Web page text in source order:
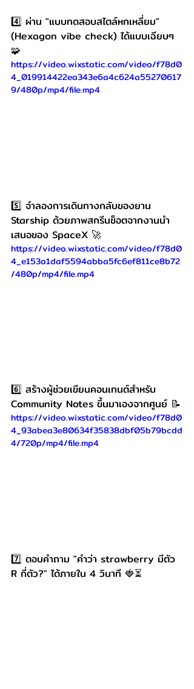
4️⃣ ผ่าน "แบบทดสอบสไตล์หกเหลี่ยม"
(Hexagon vibe check) ได้แบบเฉียบๆ
🧩
https://video.wixstatic.com/video/f78d0
4_019914422ea343e6a4c624a55270617
9/480p/mp4/file.mp4
5️⃣ จำลองการเดินทางกลับของยาน
Starship ด้วยภาพสกรีนช็อตจากงานนำ
เสนอของ SpaceX 🚀
https://video.wixstatic.com/video/f78d0
4_e153a1daf5594abba5fc6ef811ce8b72
/480p/mp4/file.mp4
6️⃣ สร้างผู้ช่วยเขียนคอนเทนต์สำหรับ
Community Notes ขึ้นมาเองจากศูนย์ 📝
https://video.wixstatic.com/video/f78d0
4_93abea3e80634f35838dbf05b79bcdd
4/720p/mp4/file.mp4
7️⃣ ตอบคำถาม "คำว่า strawberry มีตัว
R กี่ตัว?" ได้ภายใน 4 วินาที 🍓⏳